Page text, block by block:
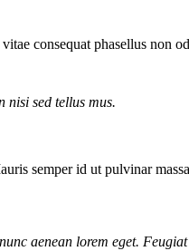
consequat phasellus non
nisi sed tellus mus.
semper id ut pulvinar
aenean lorem eget.